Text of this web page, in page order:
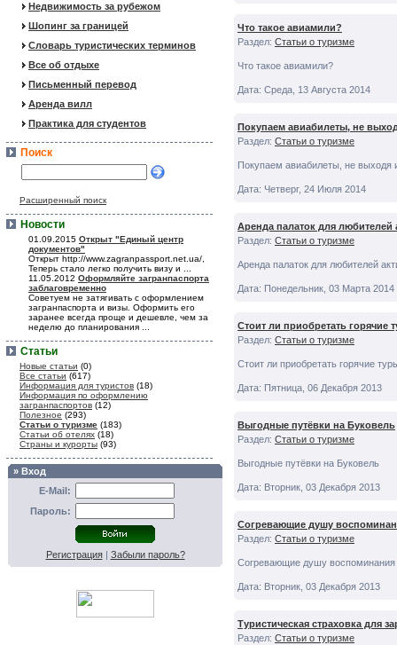
Недвижимость за рубежом
Шопинг за границей
Словарь туристических терминов
Все об отдыхе
Письменный перевод
Аренда вилл
Практика для студентов
Поиск
Расширенный поиск
Новости
01.09.2015 Открыт "Единый центр
документов"
Открыт http://www.zagranpassport.net.ua/,
Теперь стало легко получить визу и ...
11.05.2012 Оформляйте загранпаспорта
заблаговременно
Советуем не затягивать с оформлением
загранпаспорта и визы. Оформить его
заранее всегда проще и дешевле, чем за
неделю до планирования ...
Статьи
Новые статьи (0)
Все статьи (617)
Информация для туристов (18)
Информация по оформлению
загранпаспортов (12)
Полезное (293)
Статьи о туризме (183)
Статьи об отелях (18)
Страны и курорты (93)
» Вход
E-Mail:
Пароль:
Регистрация| Забыли пароль?
Что такое авиамили?
Раздел: Статьи о туризме
Что такое авиамили?
Дата: Среда, 13 Августа 2014
Покупаем авиабилеты, не
Раздел: Статьи о туризме
Покупаем авиабилеты, не выходя
Дата: Четверг, 24 Июля 2014
Аренда палаток для любителей
Раздел: Статьи о туризме
Аренда палаток для любителей
Дата: Понедельник, 03 Марта 2014
Стоит ли приобретать горячие
Раздел: Статьи о туризме
Стоит ли приобретать горячие
Дата: Пятница, 06 Декабря 2013
Выгодные путёвки на Буковель
Раздел: Статьи о туризме
Выгодные путёвки на Буковель
Дата: Вторник, 03 Декабря 2013
Согревающие душу
Раздел: Статьи о туризме
Согревающие душу воспоминания
Дата: Вторник, 03 Декабря 2013
Туристическая страховка для
Раздел: Статьи о туризме